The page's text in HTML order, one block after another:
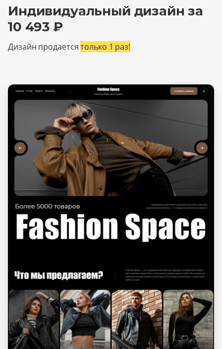
Индивидуальный дизайн за
10 493 ₽
Дизайн продаетсятолько 1 раз!